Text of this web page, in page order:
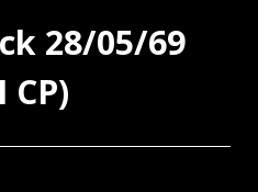
28/05/69
CP)